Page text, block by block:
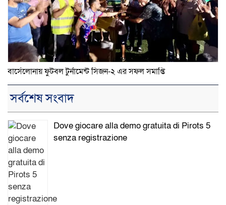
বার্সেলোনায় ফুটবল টুর্নামেন্ট সিজন-২ এর সফল সমাপ্তি
সর্বশেষ সংবাদ
Dove giocare alla demo gratuita di Pirots 5
senza registrazione